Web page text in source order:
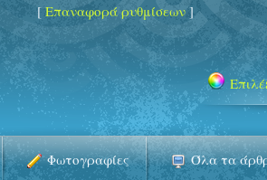
[Επαναφορά ρυθμίσεων]
Φωτογραφίες Όλα τα